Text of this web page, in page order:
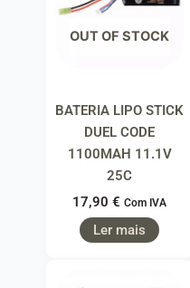
OUT OF STOCK
BATERIA LIPO STICK
DUEL CODE
1100MAH 11.1V
25C
17,90 € Com IVA
Ler mais